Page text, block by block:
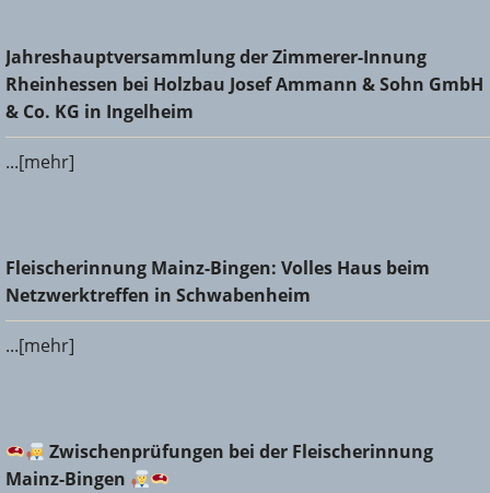
Jahreshauptversammlung der Zimmerer-Innung
Rheinhessen bei Holzbau Josef Ammann & Sohn GmbH &
Co. KG in Ingelheim
Jahreshauptversammlung der Zimmerer-Innung
Rheinhessen bei Holzbau Josef Ammann & Sohn GmbH
& Co. KG in Ingelheim
...[mehr]
Fleischerinnung Mainz-Bingen: Volles Haus beim
Netzwerktreffen in Schwabenheim
Fleischerinnung Mainz-Bingen: Volles Haus beim
Netzwerktreffen in Schwabenheim
...[mehr]
Zwischenprüfungen bei der Fleischerinnung Mainz-
Bingen
Zwischenprüfungen bei der Fleischerinnung
Mainz-Bingen